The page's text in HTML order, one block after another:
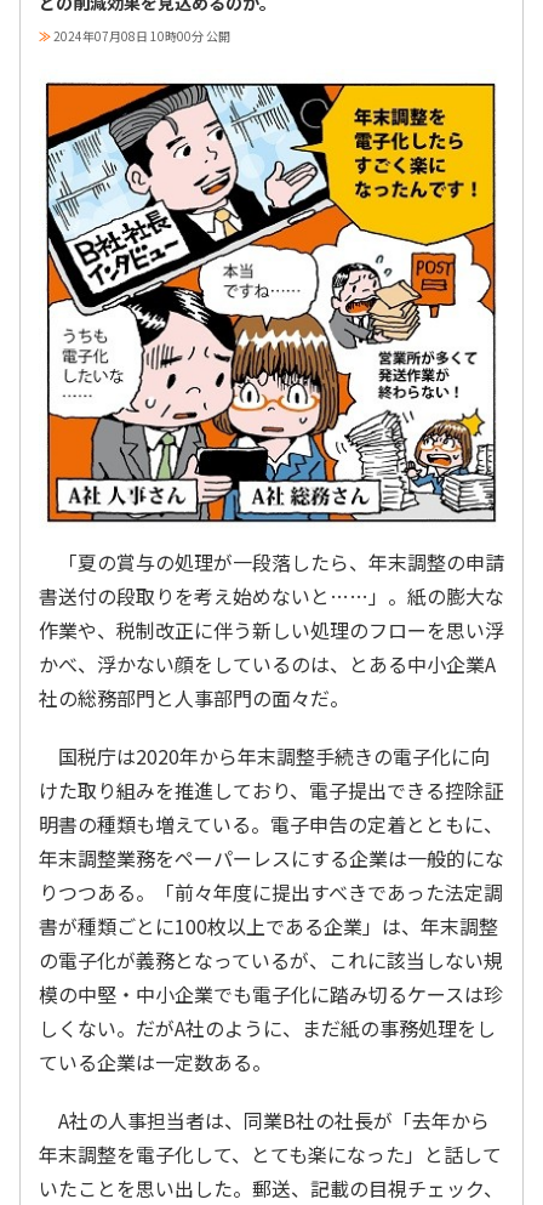
≫2024年07月08日 10時00分 公開
「夏の賞与の処理が一段落したら、年末調整の申請
書送付の段取りを考え始めないと……」。紙の膨大な
作業や、税制改正に伴う新しい処理のフローを思い浮
かべ、浮かない顔をしているのは、とある中小企業A
社の総務部門と人事部門の面々だ。
国税庁は2020年から年末調整手続きの電子化に向
けた取り組みを推進しており、電子提出できる控除証
明書の種類も増えている。電子申告の定着とともに、
年末調整業務をペーパーレスにする企業は一般的にな
りつつある。「前々年度に提出すべきであった法定調
書が種類ごとに100枚以上である企業」は、年末調整
の電子化が義務となっているが、これに該当しない規
模の中堅・中小企業でも電子化に踏み切るケースは珍
しくない。だがA社のように、まだ紙の事務処理をし
ている企業は一定数ある。
A社の人事担当者は、同業B社の社長が「去年から
年末調整を電子化して、とても楽になった」と話して
いたことを思い出した。郵送、記載の目視チェック、